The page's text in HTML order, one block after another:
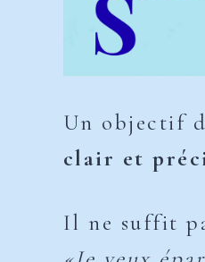
Un objectif
clair et
Il ne suffit